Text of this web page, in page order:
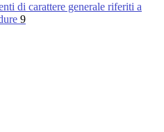
di carattere generale riferiti a
9